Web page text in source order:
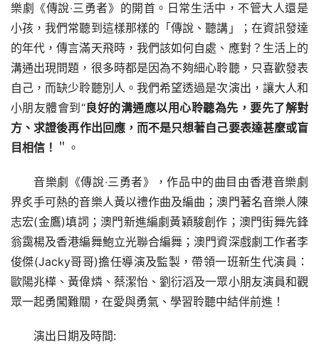
樂劇《傳說‧三勇者》的開首。日常生活中，不管大人還是
小孩，我們常聽到這樣那樣的「傳說、聽講」；在資訊發達
的年代，傳言滿天飛時，我們該如何自處、應對？生活上的
溝通出現問題，很多時都是因為不夠細心聆聽，只喜歡發表
自己，而缺少聆聽別人。我們希望透過是次演出，讓大人和
小朋友體會到“良好的溝通應以用心聆聽為先，要先了解對
方 、求證後再作出 回應，而不是只想著自己要表達甚麼或盲
目相信 ！ ＂。
音樂劇《傳說‧三勇者》，作品中的曲目由香港音樂劇
界炙手可熱的音樂人黃以禮作曲及編曲；澳門著名音樂人陳
志宏(金鷹)填詞；澳門新進編劇黃穎駿創作；澳門街舞先鋒
翁靄楊及香港編舞鮑立光聯合編舞；澳門資深戲劇工作者李
俊傑(Jacky哥哥)擔任導演及監製，帶領一班新生代演員：
歐陽兆樺、黃偉燐、蔡潔怡、劉衍滔及一眾小朋友演員和觀
眾一起勇闖難關，在愛與勇氣、學習聆聽中結伴前進！
演出日期及時間: